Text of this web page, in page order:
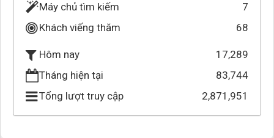
Máy chủ tìm kiếm
7
Khách viếng thăm
68
Hôm nay
17,289
Tháng hiện tại
83,744
Tổng lượt truy cập
2,871,951